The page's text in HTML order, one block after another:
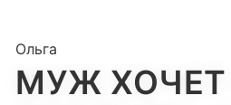
Ольга
МУЖ